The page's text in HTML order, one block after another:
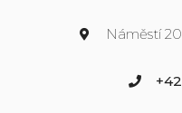
Náměstí